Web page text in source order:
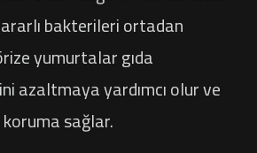
bakterileri ortadan
yumurtalar gıda
azaltmaya yardımcı olur ve
sağlar.